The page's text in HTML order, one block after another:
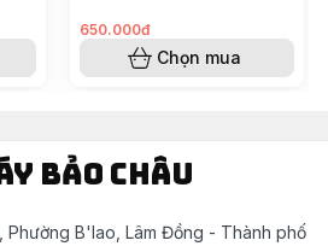
650.000đ
Chọn mua
Bảo Châu
Phường B'lao, Lâm Đồng - Thành phố